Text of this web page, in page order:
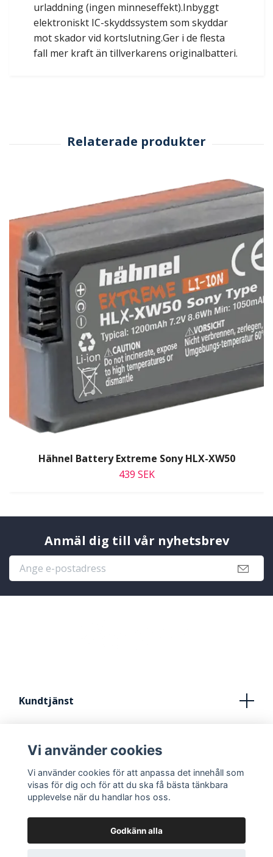
urladdning (ingen minneseffekt).Inbyggt
elektroniskt IC-skyddssystem som skyddar
mot skador vid kortslutning.Ger i de flesta
fall mer kraft än tillverkarens originalbatteri.
Hähnel Battery Extreme Sony HLX-XW50
439 SEK
Anmäl dig till vår nyhetsbrev
Kundtjänst
Kontakt
FRÅN IDÈ TILL STUDIO
Vi använder cookies
Vi använder cookies för att anpassa det innehåll som
visas för dig och för att du ska få bästa tänkbara
upplevelse när du handlar hos oss.
Godkänn alla